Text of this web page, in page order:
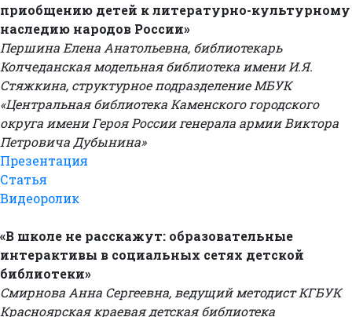
приобщению детей к литературно-культурному
наследию народов России»
Першина Елена Анатольевна, библиотекарь
Колчеданская модельная библиотека имени И.Я.
Стяжкина, структурное подразделение МБУК
«Центральная библиотека Каменского городского
округа имени Героя России генерала армии Виктора
Петровича Дубынина»
Презентация
Статья
Видеоролик
«В школе не расскажут: образовательные
интерактивы в социальных сетях детской
библиотеки»
Смирнова Анна Сергеевна, ведущий методист КГБУК
Красноярская краевая детская библиотека